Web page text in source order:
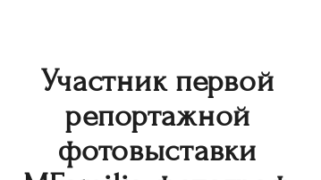
Участник первой
репортажной
фотовыставки